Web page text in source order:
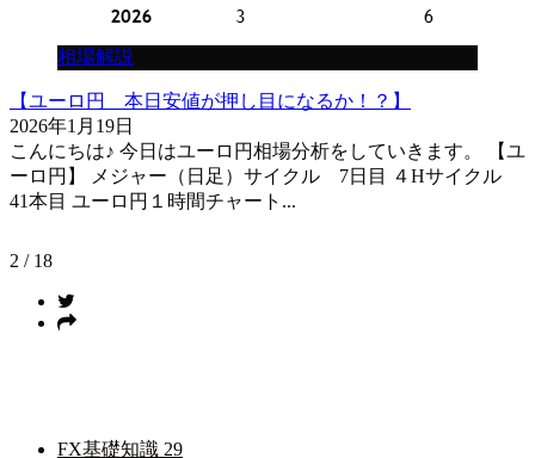
相場解説
【ユーロ円 本日安値が押し目になるか！？】
2026年1月19日
こんにちは♪ 今日はユーロ円相場分析をしていきます。 【ユ
ーロ円】 メジャー（日足）サイクル 7日目 ４Hサイクル
41本目 ユーロ円１時間チャート...
2 / 18
FX基礎知識 29